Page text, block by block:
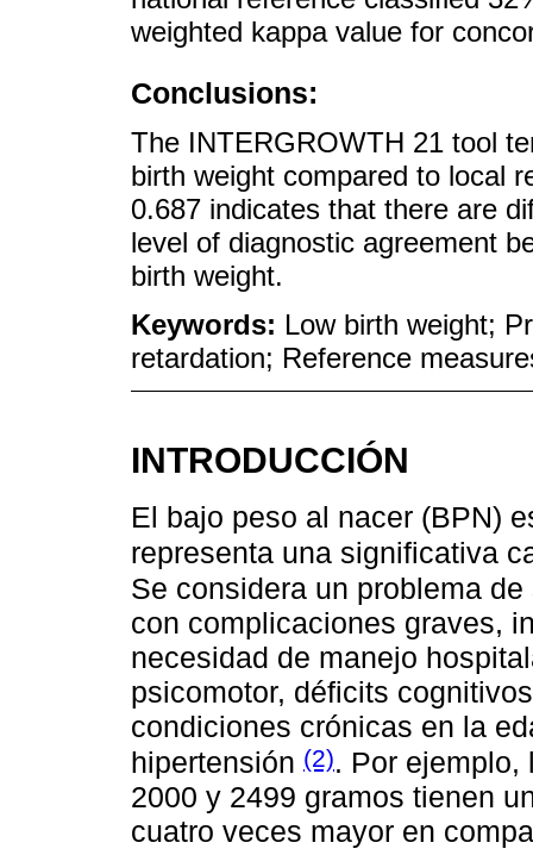
weighted kappa value for
Conclusions:
The INTERGROWTH 21 tool
birth weight compared to local
0.687 indicates that there are
level of diagnostic agreement
birth weight.
Keywords: Low birth weight;
retardation; Reference
INTRODUCCIÓN
El bajo peso al nacer (BPN)
representa una significativa
Se considera un problema
con complicaciones graves,
necesidad de manejo
psicomotor, déficits
condiciones crónicas en la
hipertensión (2). Por ejemplo,
2000 y 2499 gramos tienen
cuatro veces mayor en